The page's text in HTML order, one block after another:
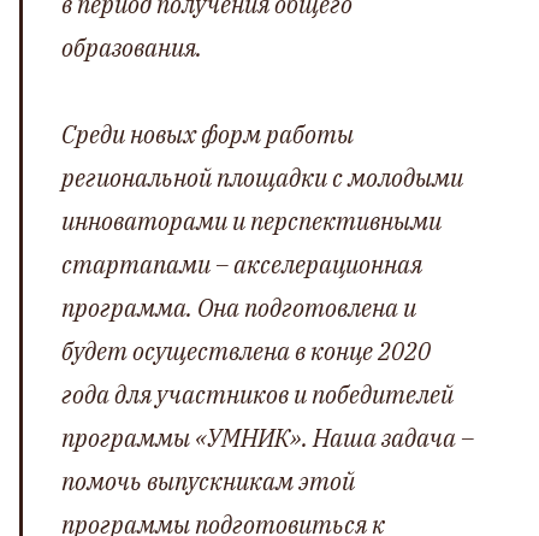
образования.
Среди новых форм работы
региональной площадки с молодыми
инноваторами и перспективными
стартапами – акселерационная
программа. Она подготовлена и
будет осуществлена в конце 2020
года для участников и победителей
программы «УМНИК». Наша задача –
помочь выпускникам этой
программы подготовиться к